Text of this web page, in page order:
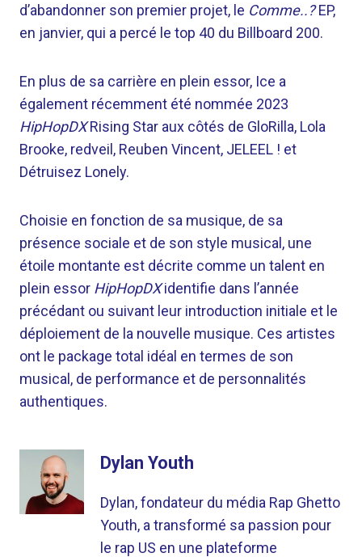
d’abandonner son premier projet, le Comme..?EP,
en janvier, qui a percé le top 40 du Billboard 200.
En plus de sa carrière en plein essor, Ice a
également récemment été nommée 2023
HipHopDXRising Star aux côtés de GloRilla, Lola
Brooke, redveil, Reuben Vincent, JELEEL ! et
Détruisez Lonely.
Choisie en fonction de sa musique, de sa
présence sociale et de son style musical, une
étoile montante est décrite comme un talent en
plein essor HipHopDXidentifie dans l’année
précédant ou suivant leur introduction initiale et le
déploiement de la nouvelle musique. Ces artistes
ont le package total idéal en termes de son
musical, de performance et de personnalités
authentiques.
Dylan Youth
Dylan, fondateur du média Rap Ghetto
Youth, a transformé sa passion pour
le rap US en une plateforme